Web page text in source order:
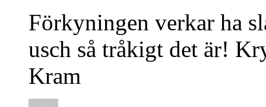
Förkyningen verkar ha
usch så tråkigt det är!
Kram